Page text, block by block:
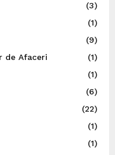
(3)
(1)
(9)
de Afaceri
(1)
(1)
(6)
(22)
(1)
(1)